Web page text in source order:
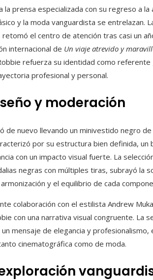
prensa especializada con su regreso a
y la moda vanguardista se entrelazan.
el centro de atención tras casi un
internacional de Un viaje atrevido y
refuerza su identidad como
profesional y personal.
y moderación
de nuevo llevando un minivestido negro
por su estructura bien definida, un
con un impacto visual fuerte. La
negras con múltiples tiras, subrayó la
y el equilibrio de cada
colaboración con el estilista Andrew
con una narrativa visual congruente. La
mensaje de elegancia y profesionalismo,
cinematográfica como de moda.